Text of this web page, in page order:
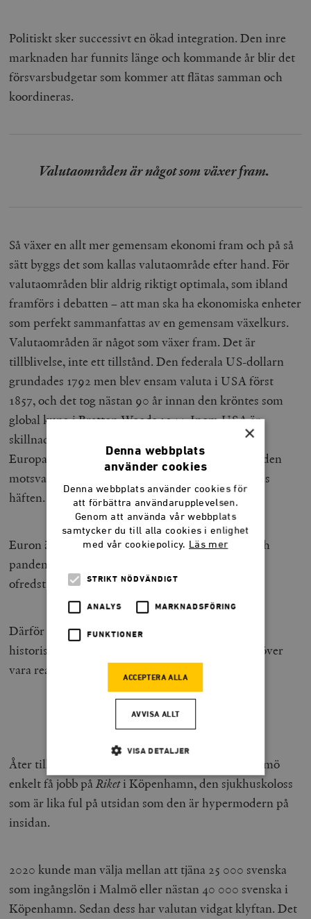
Politiskt sker successivt en ökad integration. Den inre
marknaden har funnits länge och kommande år blir det
försvarsbudgetar som kommer att flätas samman och
koordineras.
Valutaområden är något som växer fram.
Så växer en allt mer gemensam ekonomi fram och på så
sätt byggs det som kallas valutaområde efter hand. För
valutaområden blir aldrig riktigt optimala, som ibland
framförs i debatten – att man ska ha ekonomiska enheter
som perfekt sammanfattas av en gemensam växelkurs.
Valutaområden är något som växer fram. Det är
tillblivelse, inte ett tillstånd. Den federala US-dollarn
grundades 1792 men blev ensam valuta i USA först
1857, och det tog nästan 90 år innan den kröntes som
global kung i Bretton Woods 1944. Inom USA är
skillnaderna i produktivitet lika stora som inom
Europa. I New York skapar en arbetad timme värden
motsvarande 120 dollar, men i Mississippi inte ens
häften.
Euron är yngre men har nu överlevt finanskris och
pandemi och möter sitt första test som valuta i
ofredstider.
Därför behöver perspektiven på en valuta vara
historiska, ekonomiska och politiska. Och de behöver
vara realistiska.
***
Åter till Öresund. Här kan en sjuksköterska i Malmö
enkelt få jobb påRiketi Köpenhamn, den sjukhuskoloss
som är lika ful på utsidan som den är hypermodern på
insidan.
2020 kunde man välja mellan att tjäna 25 000 svenska
som ingångslön i Malmö eller nästan 40 000 svenska i
Köpenhamn. Sedan dess har valutan vidgat klyftan. Det
×
Denna webbplats
använder cookies
Denna webbplats använder cookies för
att förbättra användarupplevelsen.
Genom att använda vår webbplats
samtycker du till alla cookies i enlighet
med vår cookiepolicy. Läs mer
STRIKT NÖDVÄNDIGT
ANALYS MARKNADSFÖRING
FUNKTIONER
ACCEPTERA ALLA
AVVISA ALLT
VISA DETALJER
Strikt nödvändigt Analys
och kontohantering. Webbplatsen kan inte användas
Namn
Leverantör
/ Domän